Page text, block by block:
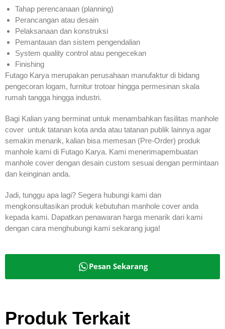
Tahap perencanaan (planning)
Perancangan atau desain
Pelaksanaan dan konstruksi
Pemantauan dan sistem pengendalian
System quality control atau pengecekan
Finishing
Futago Karya merupakan perusahaan manufaktur di bidang
pengecoran logam, furnitur trotoar hingga permesinan skala
rumah tangga hingga industri.
Bagi Kalian yang berminat untuk menambahkan fasilitas manhole
cover untuk tatanan kota anda atau tatanan publik lainnya agar
semakin menarik, kalian bisa memesan (Pre-Order) produk
manhole kami di Futago Karya. Kami menerimapembuatan
manhole cover dengan desain custom sesuai dengan permintaan
dan keinginan anda.
Jadi, tunggu apa lagi? Segera hubungi kami dan
mengkonsultasikan produk kebutuhan manhole cover anda
kepada kami. Dapatkan penawaran harga menarik dari kami
dengan cara menghubungi kami sekarang juga!
Pesan Sekarang
Produk Terkait